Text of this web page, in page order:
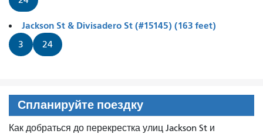
Jackson St & Divisadero St (#15145) (163 feet)
3 24
Спланируйте поездку
Как добраться до перекрестка улиц Jackson St и